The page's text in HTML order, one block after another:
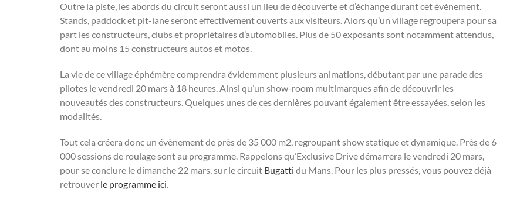
Outre la piste, les abords du circuit seront aussi un lieu de découverte et d’échange durant cet évènement.
Stands, paddock et pit-lane seront effectivement ouverts aux visiteurs. Alors qu’un village regroupera pour sa
part les constructeurs, clubs et propriétaires d’automobiles. Plus de 50 exposants sont notamment attendus,
dont au moins 15 constructeurs autos et motos.
La vie de ce village éphémère comprendra évidemment plusieurs animations, débutant par une parade des
pilotes le vendredi 20 mars à 18 heures. Ainsi qu’un show-room multimarques afin de découvrir les
nouveautés des constructeurs. Quelques unes de ces dernières pouvant également être essayées, selon les
modalités.
Tout cela créera donc un évènement de près de 35 000 m2, regroupant show statique et dynamique. Près de 6
000 sessions de roulage sont au programme. Rappelons qu’Exclusive Drive démarrera le vendredi 20 mars,
pour se conclure le dimanche 22 mars, sur le circuit Bugatti du Mans. Pour les plus pressés, vous pouvez déjà
retrouver le programme ici.